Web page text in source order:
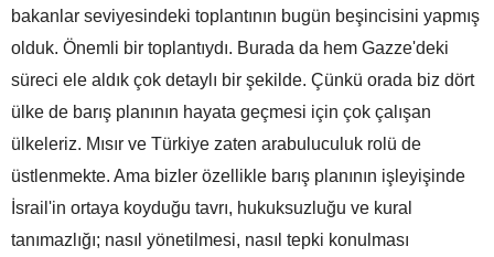
bakanlar seviyesindeki toplantının bugün beşincisini yapmış
olduk. Önemli bir toplantıydı. Burada da hem Gazze'deki
süreci ele aldık çok detaylı bir şekilde. Çünkü orada biz dört
ülke de barış planının hayata geçmesi için çok çalışan
ülkeleriz. Mısır ve Türkiye zaten arabuluculuk rolü de
üstlenmekte. Ama bizler özellikle barış planının işleyişinde
İsrail'in ortaya koyduğu tavrı, hukuksuzluğu ve kural
tanımazlığı; nasıl yönetilmesi, nasıl tepki konulması